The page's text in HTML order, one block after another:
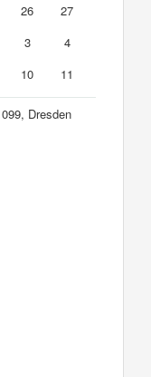
26
27
3
4
10 11
Dresden